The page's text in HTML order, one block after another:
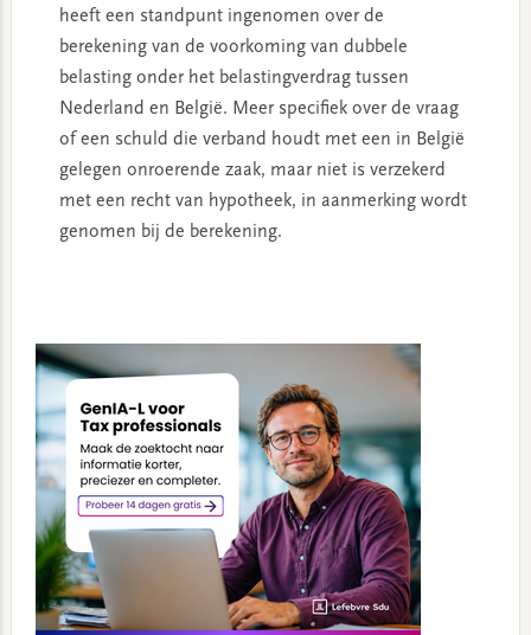
heeft een standpunt ingenomen over de
berekening van de voorkoming van dubbele
belasting onder het belastingverdrag tussen
Nederland en België. Meer specifiek over de vraag
of een schuld die verband houdt met een in België
gelegen onroerende zaak, maar niet is verzekerd
met een recht van hypotheek, in aanmerking wordt
genomen bij de berekening.
Sidebar